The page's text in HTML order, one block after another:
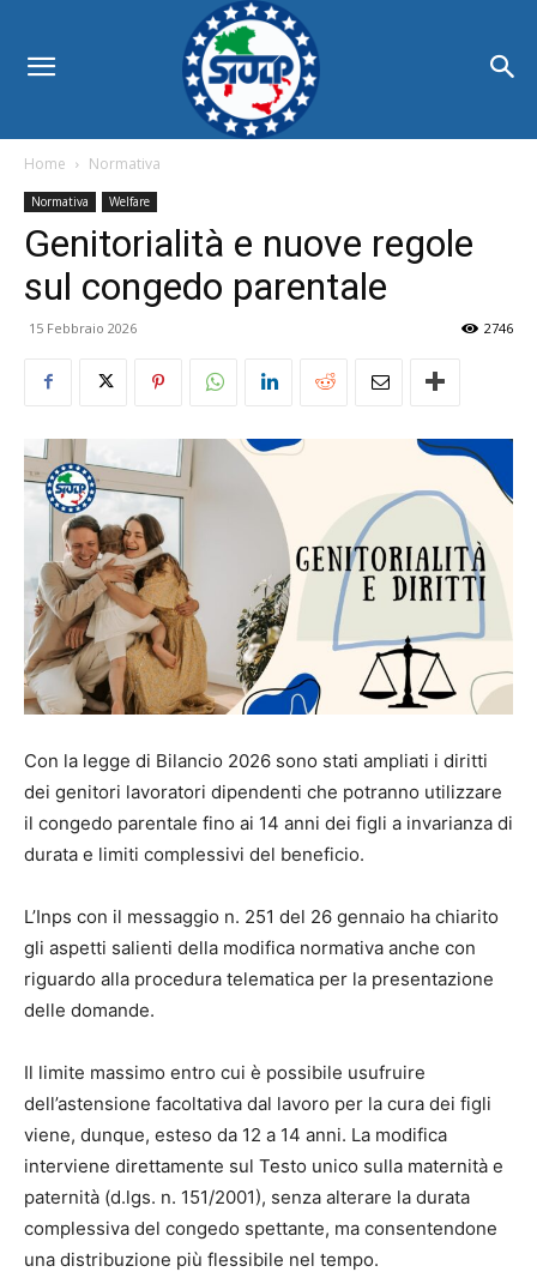
Home Normativa
Normativa Welfare
Genitorialità e nuove regole
sul congedo parentale
15 Febbraio 2026 2746
Con la legge di Bilancio 2026 sono stati ampliati i diritti
dei genitori lavoratori dipendenti che potranno utilizzare
il congedo parentale fino ai 14 anni dei figli a invarianza di
durata e limiti complessivi del beneficio.
L’Inps con il messaggio n. 251 del 26 gennaio ha chiarito
gli aspetti salienti della modifica normativa anche con
riguardo alla procedura telematica per la presentazione
delle domande.
Il limite massimo entro cui è possibile usufruire
dell’astensione facoltativa dal lavoro per la cura dei figli
viene, dunque, esteso da 12 a 14 anni. La modifica
interviene direttamente sul Testo unico sulla maternità e
paternità (d.lgs. n. 151/2001), senza alterare la durata
complessiva del congedo spettante, ma consentendone
una distribuzione più flessibile nel tempo.